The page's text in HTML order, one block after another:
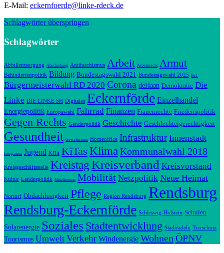
E-Mail: eckernfoerde@linke-rdeck.de
Schlagwörter überspringen
Schlagwörter
Abfallentsorgung Abschiebung Antifaschismus Arbeit Arbeitsrecht Armut
Behindertenpolitik Bildung Bundestagswahl 2021 Bundestagswahl 2025 BuT
Bürgermeisterwahl RD 2020 Corona deHaan Demokratie Die
Linke DIE LINKE SH Digitales Eckernförde Einzelhandel
Energiepolitik Europawahl Fahrrad Finanzen Frauenrechte Friedenspolitik
Gegen Rechts Genderpolitik Geschichte Geschlechtergerechtigkeit
Gesundheit Gewaltschutz Homeoffice Infrastruktur Innenstadt
Integration Jugend KiTa KiTas KlimaKommunalwahl 2018
Kreisgeschäftsstelle KreistagKreisverband Kreisvorstand
Kultur Landespolitik Mittelhostein Mobilität Netzpolitik Neue Heimat
Nortorf Obdachlosigkeit Pflege Region Rendsburg Rendsburg
Rendsburg-Eckernförde Schleswig-Holstein Schulen
Solarenergie Soziales Stadtentwicklung Stadtradeln Tierschutz
Tourismus Umwelt Verkehr Windenergie Wohnen ÖPNV